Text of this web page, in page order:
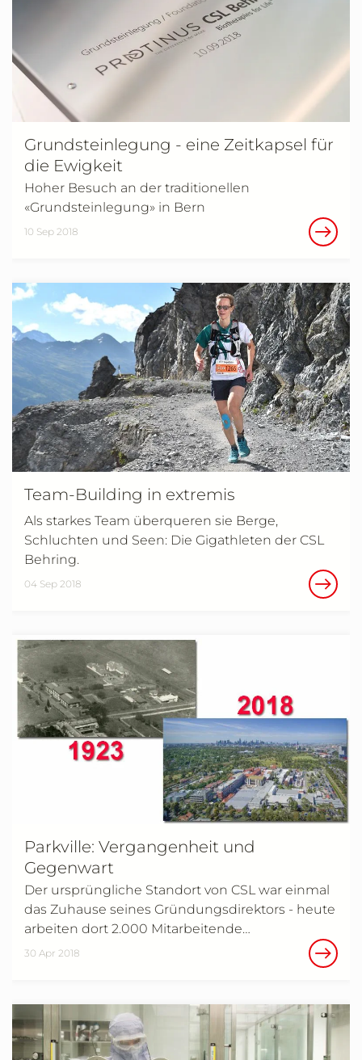
Grundsteinlegung - eine Zeitkapsel für
die Ewigkeit
Hoher Besuch an der traditionellen
«Grundsteinlegung» in Bern
10 Sep 2018
Team-Building in extremis
Als starkes Team überqueren sie Berge,
Schluchten und Seen: Die Gigathleten der CSL
Behring.
04 Sep 2018
Parkville: Vergangenheit und
Gegenwart
Der ursprüngliche Standort von CSL war einmal
das Zuhause seines Gründungsdirektors - heute
arbeiten dort 2.000 Mitarbeitende…
30 Apr 2018